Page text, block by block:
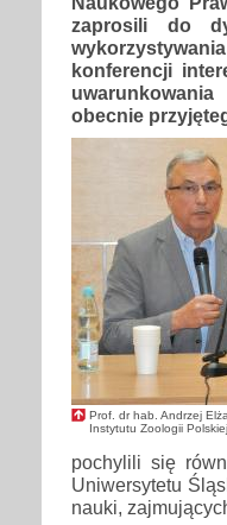
zaprosili do
konferencji
obecnie
Prof. dr hab. Andrzej
Instytutu Zoologii
pochylili się
Uniwersytetu
nauki,